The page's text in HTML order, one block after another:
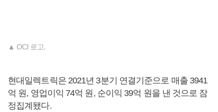
▲ OCI 로고.
현대일렉트릭은 2021년 3분기 연결기준으로 매출 3941
억 원, 영업이익 74억 원, 순이익 39억 원을 낸 것으로 잠
정집계됐다.